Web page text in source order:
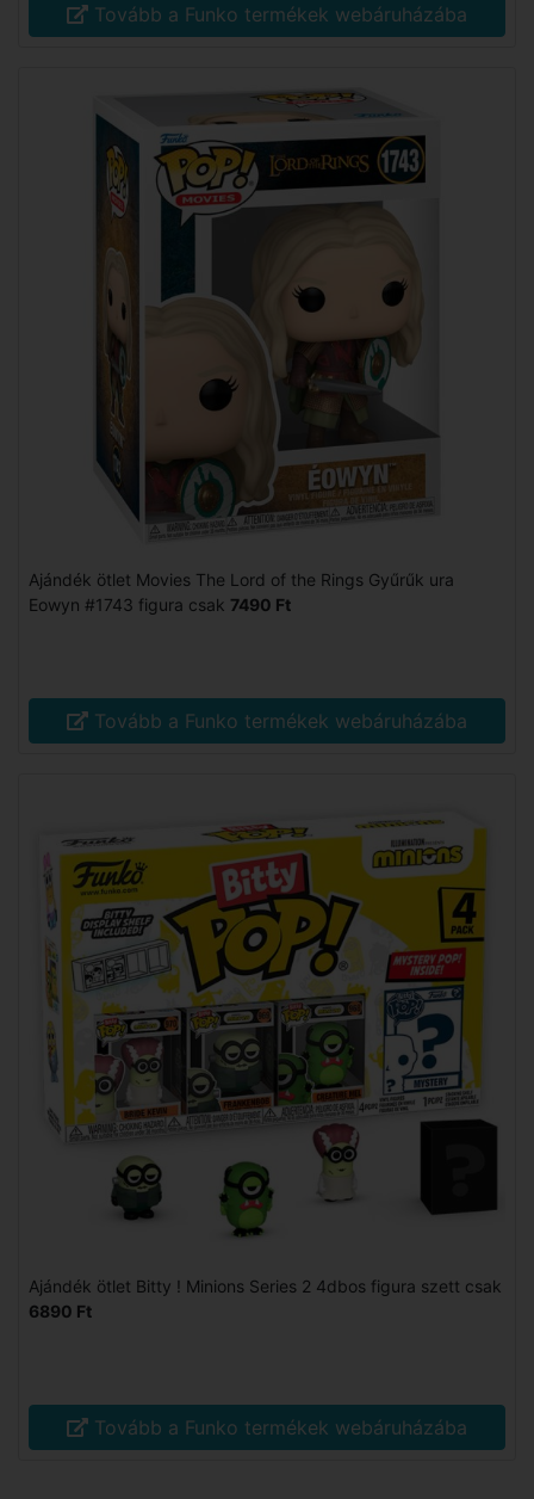
Tovább a Funko termékek webáruházába
Ajándék ötlet Movies The Lord of the Rings Gyűrűk ura
Eowyn #1743 figura csak 7490 Ft
Tovább a Funko termékek webáruházába
Ajándék ötlet Bitty ! Minions Series 2 4dbos figura szett csak
6890 Ft
Tovább a Funko termékek webáruházába